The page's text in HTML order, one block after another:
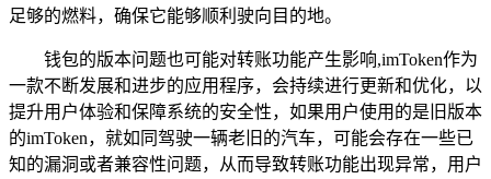
足够的燃料，确保它能够顺利驶向目的地。
钱包的版本问题也可能对转账功能产生影响,imToken作为
一款不断发展和进步的应用程序，会持续进行更新和优化，以
提升用户体验和保障系统的安全性，如果用户使用的是旧版本
的imToken，就如同驾驶一辆老旧的汽车，可能会存在一些已
知的漏洞或者兼容性问题，从而导致转账功能出现异常，用户